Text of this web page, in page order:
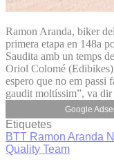
Ramon Aranda, biker
primera etapa en 148a
Saudita amb un temps
Oriol Colomé (Edibikes)
espero que no em passi
gaudit moltíssim”, va
Google
Etiquetes
BTT Ramon Aranda
Quality Team